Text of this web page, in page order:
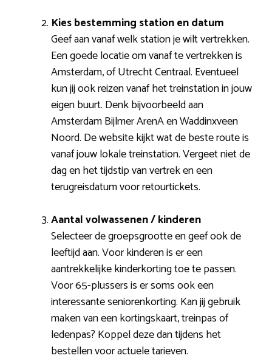
Kies bestemming station en datum
Geef aan vanaf welk station je wilt vertrekken.
Een goede locatie om vanaf te vertrekken is
Amsterdam, of Utrecht Centraal. Eventueel
kun jij ook reizen vanaf het treinstation in jouw
eigen buurt. Denk bijvoorbeeld aan
Amsterdam Bijlmer ArenA en Waddinxveen
Noord. De website kijkt wat de beste route is
vanaf jouw lokale treinstation. Vergeet niet de
dag en het tijdstip van vertrek en een
terugreisdatum voor retourtickets.
Aantal volwassenen / kinderen
Selecteer de groepsgrootte en geef ook de
leeftijd aan. Voor kinderen is er een
aantrekkelijke kinderkorting toe te passen.
Voor 65-plussers is er soms ook een
interessante seniorenkorting. Kan jij gebruik
maken van een kortingskaart, treinpas of
ledenpas? Koppel deze dan tijdens het
bestellen voor actuele tarieven.